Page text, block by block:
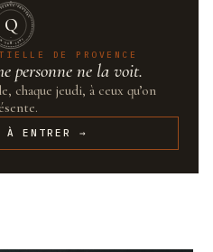
Q
DE PROVENCE
personne ne la voit.
jeudi, à ceux qu’on
À ENTRER →